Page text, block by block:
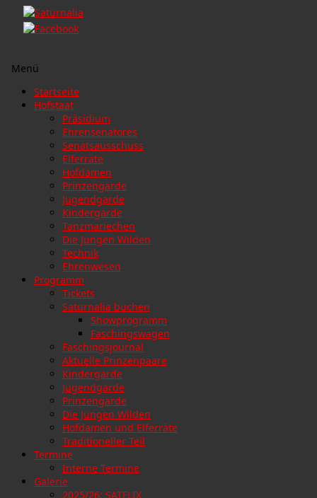
Menü
Zum
Inhalt
Startseite
Hofstaat
Präsidium
Ehrensenatores
Senatsausschuss
Elferräte
Hofdamen
Prinzengarde
Jugendgarde
Kindergarde
Tanzmariechen
Die Jungen Wilden
Technik
Ehrenwesen
Programm
Tickets
Saturnalia buchen
Showprogramm
Faschingswagen
Faschingsjournal
Aktuelle Prinzenpaare
Kindergarde
Jugendgarde
Prinzengarde
Die Jungen Wilden
Hofdamen und Elferräte
Traditioneller Teil
Termine
Interne Termine
Galerie
2025/26: SATFLIX